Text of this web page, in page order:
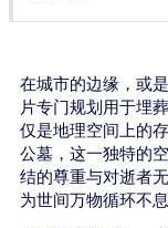
在城市的边缘，或
片专门规划用于埋
仅是地理空间上的
公墓，这一独特的
结的尊重与对逝者
为世间万物循环不